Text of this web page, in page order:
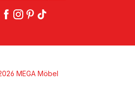
MEGA Möbel